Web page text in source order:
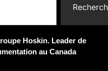
Hoskin. Leader de
au Canada